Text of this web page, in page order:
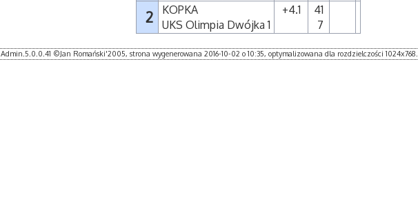
2
KOPKA
UKS Olimpia Dwójka 1
+4.1
41
7
Admin.5.0.0.41 ©Jan Romański'2005, strona wygenerowana 2016-10-02 o 10:35, optymalizowana dla rozdzielczości 1024x768.